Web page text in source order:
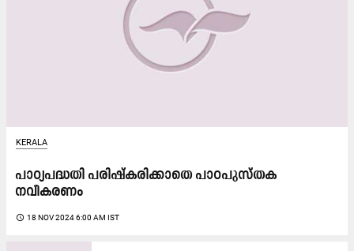
KERALA
പാഠ്യപദ്ധതി പരിഷ്​കരിക്കാതെ പാഠപുസ്തക
നവീകരണം
access_time 18 NOV 2024 6:00 AM IST